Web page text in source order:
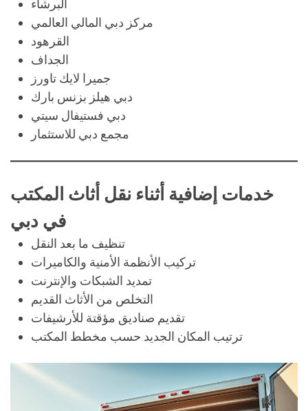
البرشاء
مركز دبي المالي العالمي
القرهود
الجداف
جميرا لايك تاورز
دبي هيلز بزنس بارك
دبي فستيفال سيتي
مجمع دبي للاستثمار
خدمات إضافية أثناء نقل أثاث المكتب
في دبي
تنظيف ما بعد النقل
تركيب الأنظمة الأمنية والكاميرات
تمديد الشبكات والإنترنت
التخلص من الأثاث القديم
تقديم صناديق مؤقتة للأرشيفات
ترتيب المكان الجديد حسب مخطط المكتب